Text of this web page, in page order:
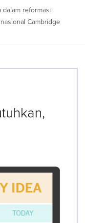
reformasi
Cambridge